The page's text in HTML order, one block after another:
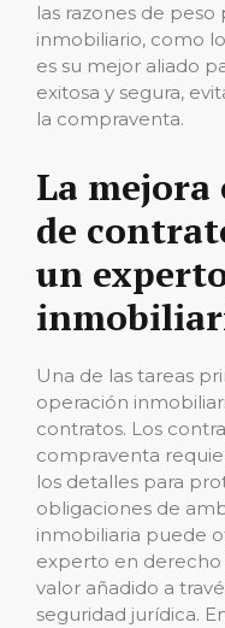
las razones de
inmobiliario, como
es su mejor aliado
exitosa y segura,
la compraventa.
La mejora
de
un
Una de las tareas
operación
contratos. Los
compraventa
los detalles para
obligaciones de
inmobiliaria puede
experto en
valor añadido a
seguridad jurídica.